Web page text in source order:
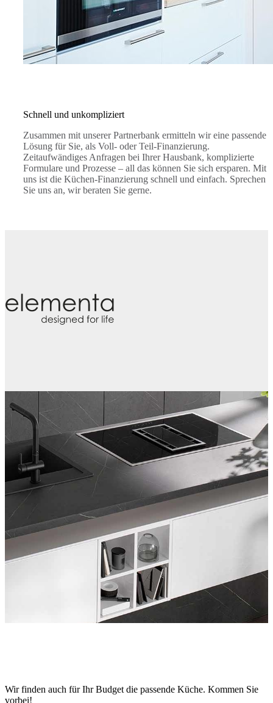
Schnell und unkompliziert
Zusammen mit unserer Partnerbank ermitteln wir eine passende
Lösung für Sie, als Voll- oder Teil-Finanzierung.
Zeitaufwändiges Anfragen bei Ihrer Hausbank, komplizierte
Formulare und Prozesse – all das können Sie sich ersparen. Mit
uns ist die Küchen-Finanzierung schnell und einfach. Sprechen
Sie uns an, wir beraten Sie gerne.
Wir finden auch für Ihr Budget die passende Küche. Kommen Sie
vorbei!